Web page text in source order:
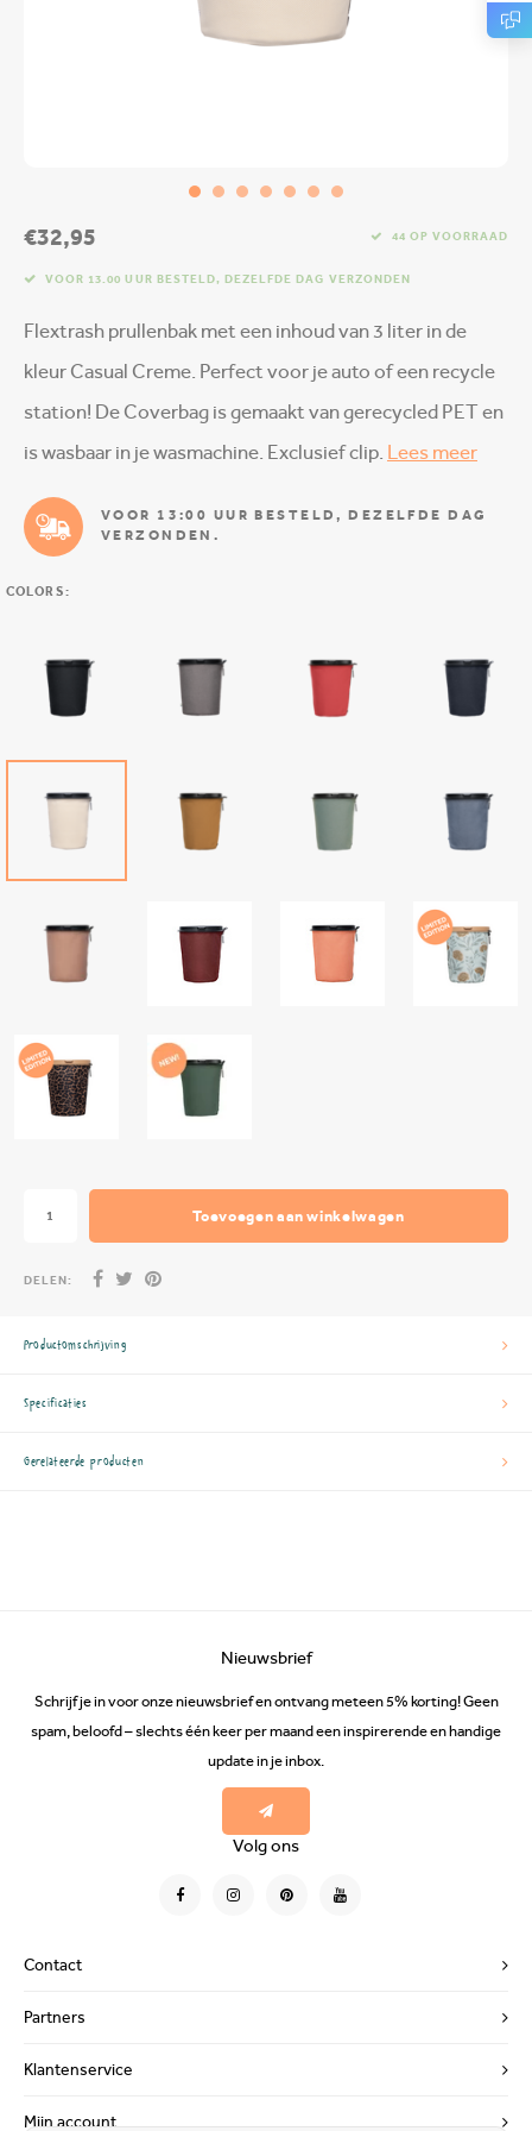
€32,95 44 OP VOORRAAD
VOOR 13.00 UUR BESTELD, DEZELFDE DAG VERZONDEN
Flextrash prullenbak met een inhoud van 3 liter in de
kleur Casual Creme. Perfect voor je auto of een recycle
station! De Coverbag is gemaakt van gerecycled PET en
is wasbaar in je wasmachine. Exclusief clip. Lees meer
VOOR 13:00 UUR BESTELD, DEZELFDE DAG
VERZONDEN.
COLORS:
Toevoegen aan winkelwagen
DELEN:
Productomschrijving
Specificaties
Gerelateerde producten
Contact
Nieuwsbrief
Schrijf je in voor onze nieuwsbrief en ontvang meteen 5% korting! Geen
spam, beloofd – slechts één keer per maand een inspirerende en handige
update in je inbox.
Volg ons
Partners
Klantenservice
Mijn account